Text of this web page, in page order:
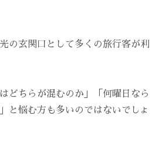
の玄関口として多くの旅行客が利
どちらが混むのか」「何曜日なら
と悩む方も多いのではないでしょ